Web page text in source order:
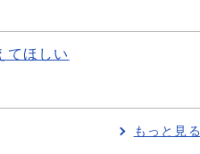
てほしい
もっと見る